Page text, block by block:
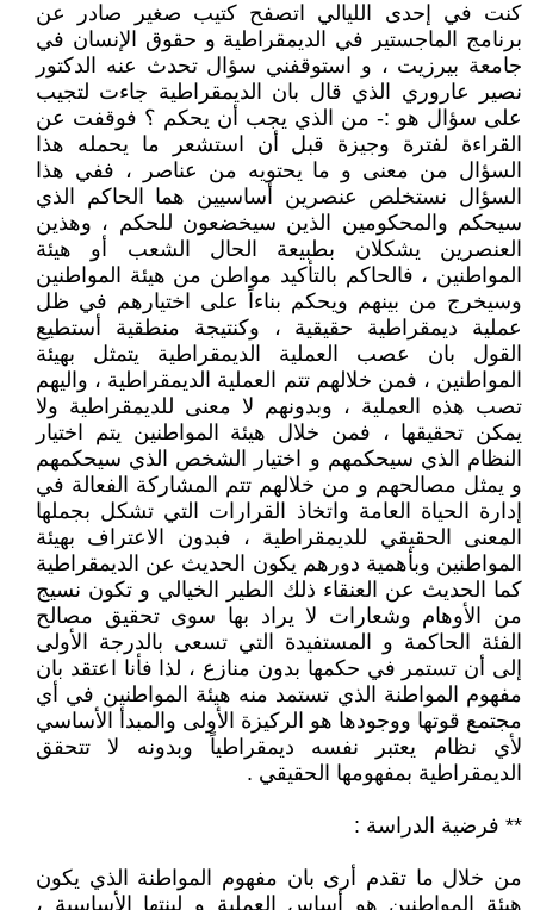
كنت في إحدى الليالي اتصفح كتيب صغير صادر عن
برنامج الماجستير في الديمقراطية و حقوق الإنسان في
جامعة بيرزيت ، و استوقفني سؤال تحدث عنه الدكتور
نصير عاروري الذي قال بان الديمقراطية جاءت لتجيب
على سؤال هو :- من الذي يجب أن يحكم ؟ فوقفت عن
القراءة لفترة وجيزة قبل أن استشعر ما يحمله هذا
السؤال من معنى و ما يحتويه من عناصر ، ففي هذا
السؤال نستخلص عنصرين أساسيين هما الحاكم الذي
سيحكم والمحكومين الذين سيخضعون للحكم ، وهذين
العنصرين يشكلان بطبيعة الحال الشعب أو هيئة
المواطنين ، فالحاكم بالتأكيد مواطن من هيئة المواطنين
وسيخرج من بينهم ويحكم بناءاً على اختيارهم في ظل
عملية ديمقراطية حقيقية ، وكنتيجة منطقية أستطيع
القول بان عصب العملية الديمقراطية يتمثل بهيئة
المواطنين ، فمن خلالهم تتم العملية الديمقراطية ، واليهم
تصب هذه العملية ، وبدونهم لا معنى للديمقراطية ولا
يمكن تحقيقها ، فمن خلال هيئة المواطنين يتم اختيار
النظام الذي سيحكمهم و اختيار الشخص الذي سيحكمهم
و يمثل مصالحهم و من خلالهم تتم المشاركة الفعالة في
إدارة الحياة العامة واتخاذ القرارات التي تشكل بجملها
المعنى الحقيقي للديمقراطية ، فبدون الاعتراف بهيئة
المواطنين وبأهمية دورهم يكون الحديث عن الديمقراطية
كما الحديث عن العنقاء ذلك الطير الخيالي و تكون نسيج
من الأوهام وشعارات لا يراد بها سوى تحقيق مصالح
الفئة الحاكمة و المستفيدة التي تسعى بالدرجة الأولى
إلى أن تستمر في حكمها بدون منازع ، لذا فأنا اعتقد بان
مفهوم المواطنة الذي تستمد منه هيئة المواطنين في أي
مجتمع قوتها ووجودها هو الركيزة الأولى والمبدأ الأساسي
لأي نظام يعتبر نفسه ديمقراطياً وبدونه لا تتحقق
الديمقراطية بمفهومها الحقيقي .
** فرضية الدراسة :
من خلال ما تقدم أرى بان مفهوم المواطنة الذي يكون
هيئة المواطنين هو أساس العملية و لبنتها الأساسية ،